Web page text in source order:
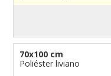
70x100 cm
Poliéster liviano